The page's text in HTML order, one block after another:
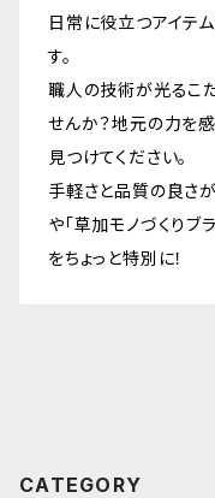
日常に役立つアイテ
す。
職人の技術が光るこ
せんか？地元の力を
見つけてください。
手軽さと品質の良さ
や「草加モノづくりブ
をちょっと特別に！
CATEGORY